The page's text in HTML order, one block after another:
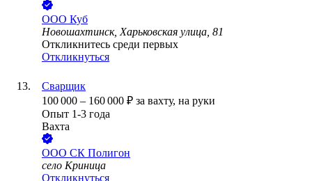
ООО Куб
Новошахтинск, Харьковская улица, 81
Откликнитесь среди первых
Откликнуться
Сварщик
100 000 – 160 000 ₽ за вахту, на руки
Опыт 1-3 года
Вахта
ООО СК Полигон
село Криница
Откликнуться